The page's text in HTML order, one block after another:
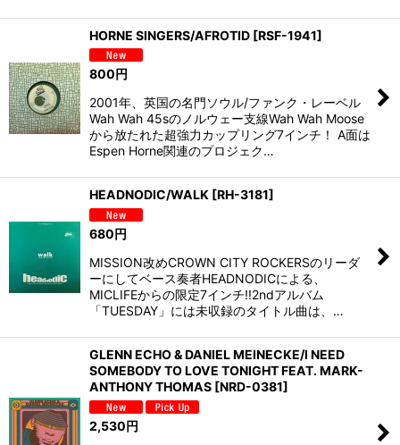
HORNE SINGERS/AFROTID [RSF-1941]
800円
2001年、英国の名門ソウル/ファンク・レーベル
Wah Wah 45sのノルウェー支線Wah Wah Moose
から放たれた超強力カップリング7インチ！ A面は
Espen Horne関連のプロジェク…
HEADNODIC/WALK [RH-3181]
680円
MISSION改めCROWN CITY ROCKERSのリーダ
ーにしてベース奏者HEADNODICによる、
MICLIFEからの限定7インチ!!2ndアルバム
「TUESDAY」には未収録のタイトル曲は、…
GLENN ECHO & DANIEL MEINECKE/I NEED
SOMEBODY TO LOVE TONIGHT FEAT. MARK-
ANTHONY THOMAS [NRD-0381]
2,530円